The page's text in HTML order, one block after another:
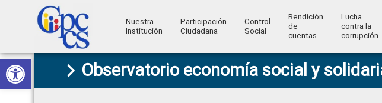
Abrir barra de herramientas
Skip
to
primary
Skip
to
main
Skip
to
primary
Skip
to
footer
Consejo
Construyendo
Ciudadano
Nuestra
Institución
Participación
Ciudadana
Control
Social
Rendición
de
cuentas
Lucha
contra la
corrupción
Observatorio economía social y